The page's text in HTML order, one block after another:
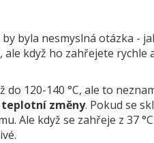
byla nesmyslná otázka -
když ho zahřejete rychle
120-140 °C, ale to
teplotní změny. Pokud se
Ale když se zahřeje z 37 °C